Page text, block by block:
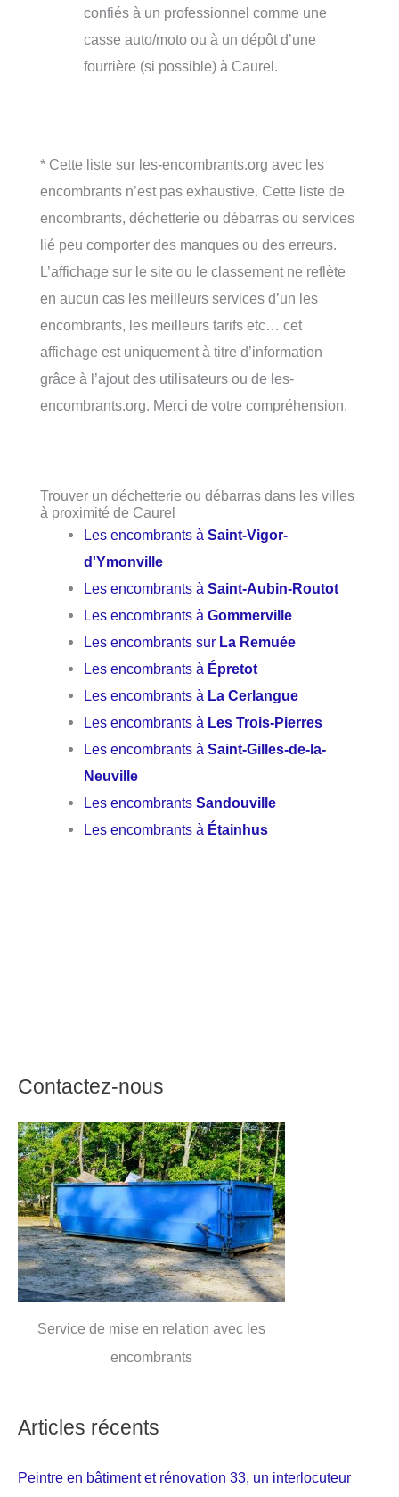
confiés à un professionnel comme une
casse auto/moto ou à un dépôt d’une
fourrière (si possible) à Caurel.
* Cette liste sur les-encombrants.org avec les
encombrants n’est pas exhaustive. Cette liste de
encombrants, déchetterie ou débarras ou services
lié peu comporter des manques ou des erreurs.
L’affichage sur le site ou le classement ne reflète
en aucun cas les meilleurs services d’un les
encombrants, les meilleurs tarifs etc… cet
affichage est uniquement à titre d’information
grâce à l’ajout des utilisateurs ou de les-
encombrants.org. Merci de votre compréhension.
Trouver un déchetterie ou débarras dans les villes
à proximité de Caurel
Les encombrants àSaint-Vigor-
d'Ymonville
Les encombrants àSaint-Aubin-Routot
Les encombrants àGommerville
Les encombrants sur La Remuée
Les encombrants à Épretot
Les encombrants à La Cerlangue
Les encombrants à Les Trois-Pierres
Les encombrants àSaint-Gilles-de-la-
Neuville
Les encombrantsSandouville
Les encombrants à Étainhus
Contactez-nous
Service de mise en relation avec les
encombrants
Articles récents
Peintre en bâtiment et rénovation 33, un interlocuteur